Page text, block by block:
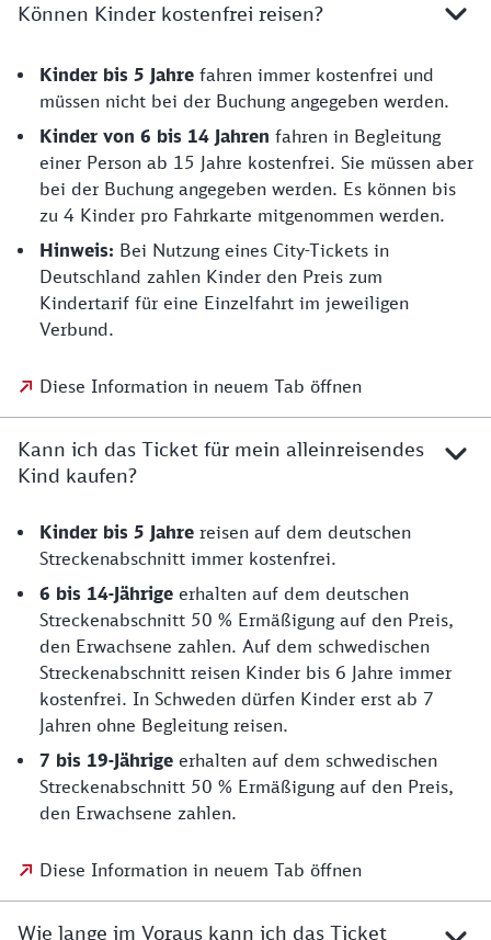
Können Kinder kostenfrei reisen?
Kinder bis 5 Jahre fahren immer kostenfrei und
müssen nicht bei der Buchung angegeben werden.
Kinder von 6 bis 14 Jahren fahren in Begleitung
einer Person ab 15 Jahre kostenfrei. Sie müssen aber
bei der Buchung angegeben werden. Es können bis
zu 4 Kinder pro Fahrkarte mitgenommen werden.
Hinweis: Bei Nutzung eines City-Tickets in
Deutschland zahlen Kinder den Preis zum
Kindertarif für eine Einzelfahrt im jeweiligen
Verbund.
Diese Information in neuem Tab öffnen
Kann ich das Ticket für mein alleinreisendes
Kind kaufen?
Kinder bis 5 Jahre reisen auf dem deutschen
Streckenabschnitt immer kostenfrei.
6 bis 14-Jährige erhalten auf dem deutschen
Streckenabschnitt 50 % Ermäßigung auf den Preis,
den Erwachsene zahlen. Auf dem schwedischen
Streckenabschnitt reisen Kinder bis 6 Jahre immer
kostenfrei. In Schweden dürfen Kinder erst ab 7
Jahren ohne Begleitung reisen.
7 bis 19-Jährige erhalten auf dem schwedischen
Streckenabschnitt 50 % Ermäßigung auf den Preis,
den Erwachsene zahlen.
Diese Information in neuem Tab öffnen
Wie lange im Voraus kann ich das Ticket